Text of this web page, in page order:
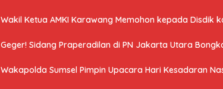
Wakil Ketua AMKI Karawang Memohon kepada Disdik
Geger! Sidang Praperadilan di PN Jakarta Utara
Wakapolda Sumsel Pimpin Upacara Hari Kesadaran